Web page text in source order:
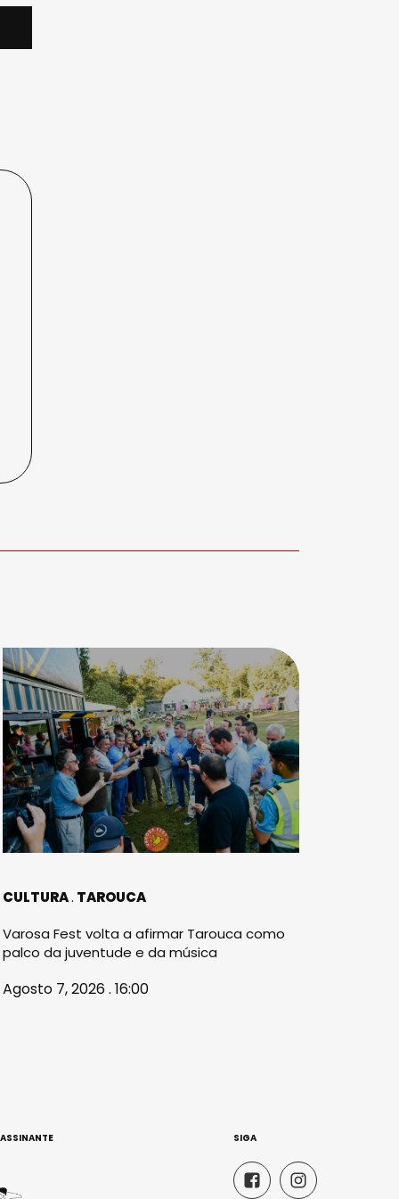
CULTURA TAROUCA
Varosa Fest volta a afirmar Tarouca como
palco da juventude e da música
Agosto 7, 2026 . 16:00
SIGA